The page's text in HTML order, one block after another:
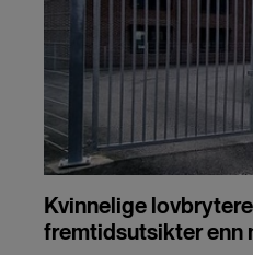
Kvinnelige
fremtidsutsikter enn